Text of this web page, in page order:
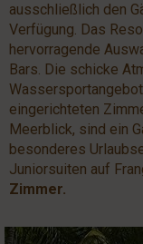
ausschließlich den
Verfügung. Das
hervorragende
Bars. Die schicke
eingerichteten
Meerblick, sind ein
besonderes
Juniorsuiten auf
Zimmer.